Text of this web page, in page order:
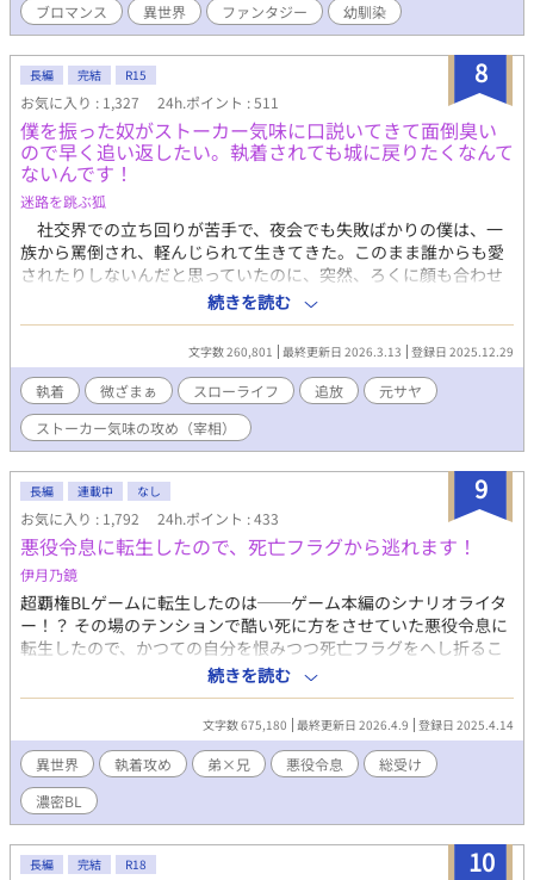
ブロマンス
異世界 ファンタジー 幼馴染
8
長編 完結 R15
お気に入り : 1,327 24h.ポイント : 511
僕を振った奴がストーカー気味に口説いてきて面倒臭い
ので早く追い返したい。執着されても城に戻りたくなんて
ないんです！
迷路を跳ぶ狐
社交界での立ち回りが苦手で、夜会でも失敗ばかりの僕は、一
族から罵倒され、軽んじられて生きてきた。このまま誰からも愛
されたりしないんだと思っていたのに、突然、ろくに顔も合わせ
てくれない公爵家の宰相様と婚約することになってしまう。 だ
けど、婚約なんて名ばかりで、会話を交わすことはなく、同じ王
城にいるはずなのに、顔も合わせない。 それでも、公爵家の役
に立ちたくて頑張ったつもりだった。夜遅くまで魔法のことを学
び、必要な魔法も身につけ、正式に婚約が発表される日を楽しみ
にしていた。 けれど、ある日僕は、公爵家と王家を害そうとし
ているのではないかと疑われてしまう。 否定しても誰も聞いて
くれない。それが原因で婚約するという話もなくなり、僕は幽閉
されることが決まる。 ほとんど話したことすらない、僕の婚約
者になるはずだった宰相様は、これまでどおり、ろくに言葉も交
わさないまま、「婚約は考え直すことになった」とだけ告げて去
って行った。 寂しいと言えば寂しかった。彼に相応しくなりた
くて、頑張ってきたつもりだったから。だけど、仕方ないん
だ…… 全てを諦めて、王都からは遠い、幽閉の砦に連れてこら
れた僕は、そこで新たな生活を始める。食事を用意したり、荒れ
果てた砦を修復したりして、結構楽しく暮らせていると思ってい
たのに、その後も貴族たちの争いに巻き込まれるし、何度も宰相
様にも会うことになってしまう。何なんだ……僕はここが気に入
っているし、のんびり暮らしたいだけなんです！ 僕に構ってな
いで諦めてください！ ＊残酷な描写があり、攻め（宰相）が受け
以外に非道なことをしたりしますが、受けには優しいです。
続きを読む
文字数 260,801 最終更新日 2026.3.13 登録日 2025.12.29
執着 微ざまぁ スローライフ 追放
元サヤ
ストーカー気味の攻め（宰相）
9
長編 連載中 なし
お気に入り : 1,792 24h.ポイント : 433
悪役令息に転生したので、死亡フラグから逃れます！
伊月乃鏡
超覇権BLゲームに転生したのは──ゲーム本編のシナリオライタ
ー！？ その場のテンションで酷い死に方をさせていた悪役令息に
転生したので、かつての自分を恨みつつ死亡フラグをへし折るこ
とにした主人公。 創造者知識を総動員してどうにか人生を乗り切
っていくが、なんだかこれ、ゲーム本編とはズレていって
る……？ ヤンデレ攻略対象に成長する弟（兄のことがとても嫌
い）を健全に、大切に育てることを目下の目標にして見るも、あ
れ？ 様子がおかしいような……？ 女好きの第二王子まで構って
くるようになって、どうしろっていうんだよただの悪役に！ ──
とにかく、死亡フラグを回避して脱・公爵求む追放！ 家から出
て自由に旅するんだ！ ※ 一日三話更新を目指して頑張ります 忙
しい時は一話更新になります。ご容赦を……
続きを読む
文字数 675,180 最終更新日 2026.4.9 登録日 2025.4.14
異世界 執着攻め 弟×兄 悪役令息
総受け
濃密BL
10
長編 完結 R18